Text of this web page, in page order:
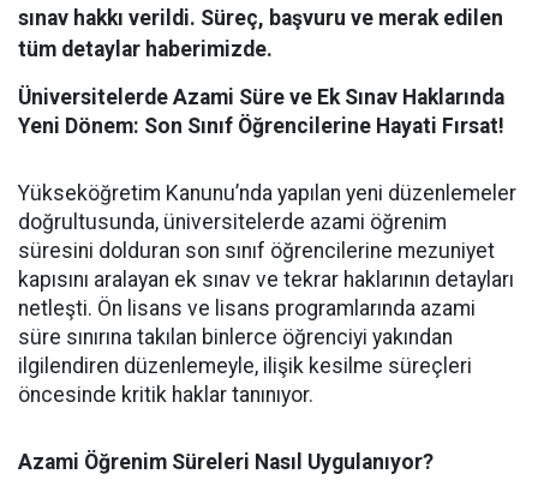
sınav hakkı verildi. Süreç, başvuru ve merak edilen
tüm detaylar haberimizde.
Üniversitelerde Azami Süre ve Ek Sınav Haklarında
Yeni Dönem: Son Sınıf Öğrencilerine Hayati Fırsat!
​Yükseköğretim Kanunu’nda yapılan yeni düzenlemeler
doğrultusunda, üniversitelerde azami öğrenim
süresini dolduran son sınıf öğrencilerine mezuniyet
kapısını aralayan ek sınav ve tekrar haklarının detayları
netleşti. Ön lisans ve lisans programlarında azami
süre sınırına takılan binlerce öğrenciyi yakından
ilgilendiren düzenlemeyle, ilişik kesilme süreçleri
öncesinde kritik haklar tanınıyor.
Azami Öğrenim Süreleri Nasıl Uygulanıyor?